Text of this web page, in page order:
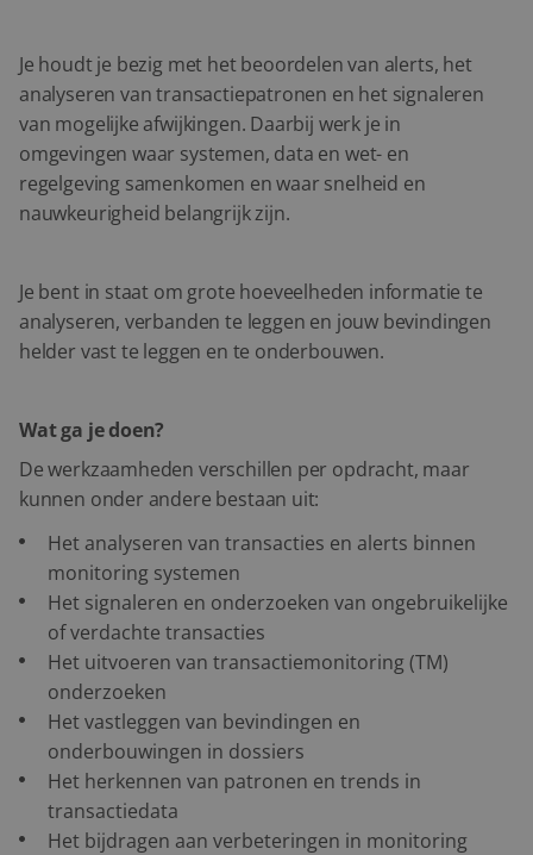
Je houdt je bezig met het beoordelen van alerts, het
analyseren van transactiepatronen en het signaleren
van mogelijke afwijkingen. Daarbij werk je in
omgevingen waar systemen, data en wet- en
regelgeving samenkomen en waar snelheid en
nauwkeurigheid belangrijk zijn.
Je bent in staat om grote hoeveelheden informatie te
analyseren, verbanden te leggen en jouw bevindingen
helder vast te leggen en te onderbouwen.
Wat ga je doen?
De werkzaamheden verschillen per opdracht, maar
kunnen onder andere bestaan uit:
Het analyseren van transacties en alerts binnen
monitoring systemen
Het signaleren en onderzoeken van ongebruikelijke
of verdachte transacties
Het uitvoeren van transactiemonitoring (TM)
onderzoeken
Het vastleggen van bevindingen en
onderbouwingen in dossiers
Het herkennen van patronen en trends in
transactiedata
Het bijdragen aan verbeteringen in monitoring